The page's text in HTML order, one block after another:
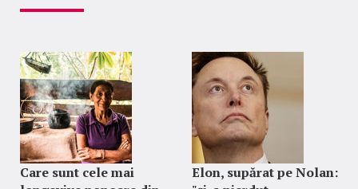
Care sunt cele mai
Elon, supărat pe Nolan: